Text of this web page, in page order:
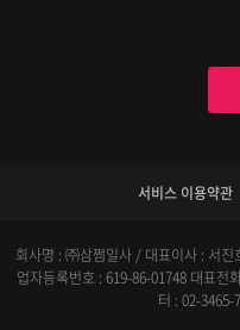
서비스 이용약관
회사명 : ㈜삼쩜일사 / 대표이사 : 서
업자등록번호 : 619-86-01748 대표전
터 : 02-3465-